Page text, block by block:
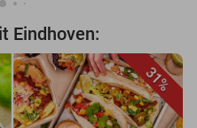
Eindhoven:
31%